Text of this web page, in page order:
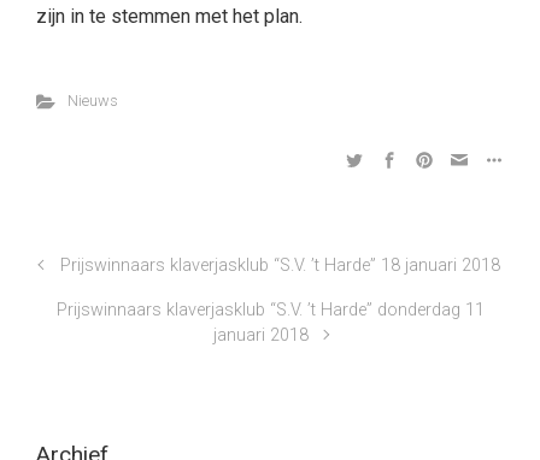
zijn in te stemmen met het plan.
Nieuws
Prijswinnaars klaverjasklub “S.V. ’t Harde” 18 januari 2018
Prijswinnaars klaverjasklub “S.V. ’t Harde” donderdag 11
januari 2018
Archief